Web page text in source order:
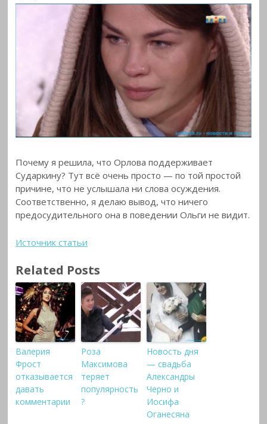
Почему я решила, что Орлова поддерживает
Сударкину? Тут всё очень просто — по той простой
причине, что не услышала ни слова осуждения.
Соответственно, я делаю вывод, что ничего
предосудительного она в поведении Ольги не видит.
Источник статьи
Related Posts
Валерия
Фрост
отказывается
давать
комментарии
Роза
Максимова
теряет
популярность
?
Новость дня
— свадьба
Александры
Черно и
Иосифа
Оганесяна